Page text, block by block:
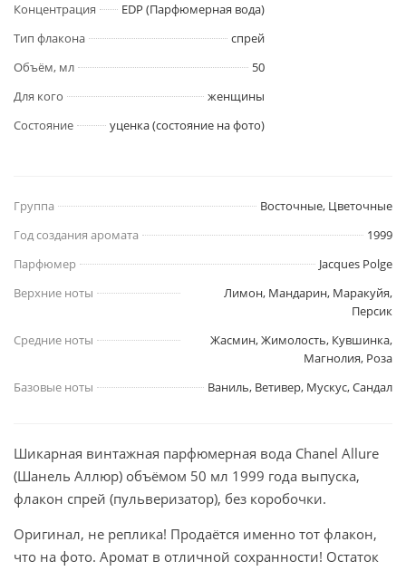
Концентрация
EDP (Парфюмерная вода)
Тип флакона
спрей
Объём, мл
50
Для кого
женщины
Состояние
уценка (состояние на фото)
Группа
Восточные, Цветочные
Год создания аромата
1999
Парфюмер
Jacques Polge
Верхние ноты
Лимон, Мандарин, Маракуйя,
Персик
Средние ноты
Жасмин, Жимолость, Кувшинка,
Магнолия, Роза
Базовые ноты
Ваниль, Ветивер, Мускус, Сандал
Шикарная винтажная парфюмерная вода Chanel Allure
(Шанель Аллюр) объёмом 50 мл 1999 года выпуска,
флакон спрей (пульверизатор), без коробочки.
Оригинал, не реплика! Продаётся именно тот флакон,
что на фото. Аромат в отличной сохранности! Остаток